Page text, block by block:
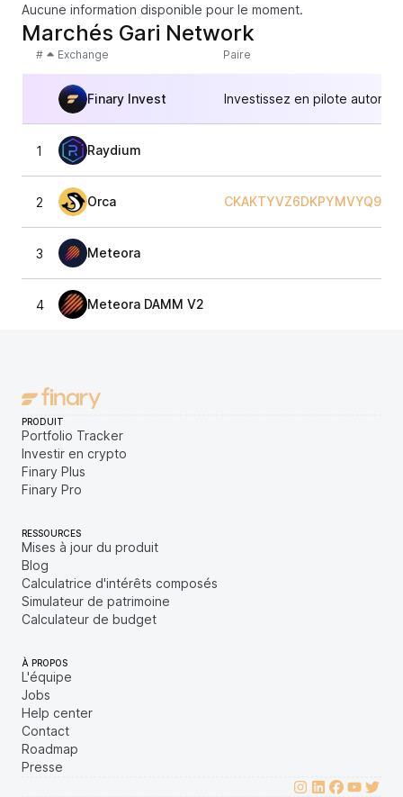
Aucune information disponible pour le moment.
Marchés Gari Network
# Exchange Paire
Finary Invest Investissez en pilote
1 Raydium
2 Orca
3 Meteora
4 Meteora DAMM V2
PRODUIT
Portfolio Tracker
Investir en crypto
Finary Plus
Finary Pro
RESSOURCES
Mises à jour du produit
Blog
Calculatrice d'intérêts composés
Simulateur de patrimoine
Calculateur de budget
À PROPOS
L'équipe
Jobs
Help center
Contact
Roadmap
Presse